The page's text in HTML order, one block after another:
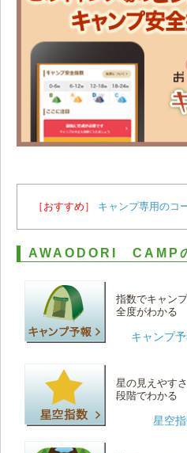
［おすすめ］ キャンプ専用のコ
AWAODORI CAMPの
指数でキャン
全度がわかる
キャンプ
星の見えやす
段階でわかる
星空